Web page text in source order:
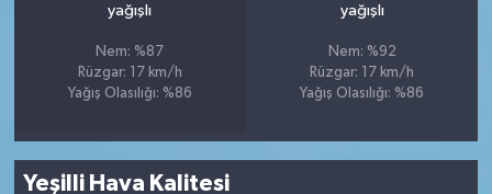
yağışlı
Nem: %87
Rüzgar: 17 km/h
Yağış Olasılığı: %86
yağışlı
Nem: %92
Rüzgar: 17 km/h
Yağış Olasılığı: %86
Yeşilli Hava Kalitesi